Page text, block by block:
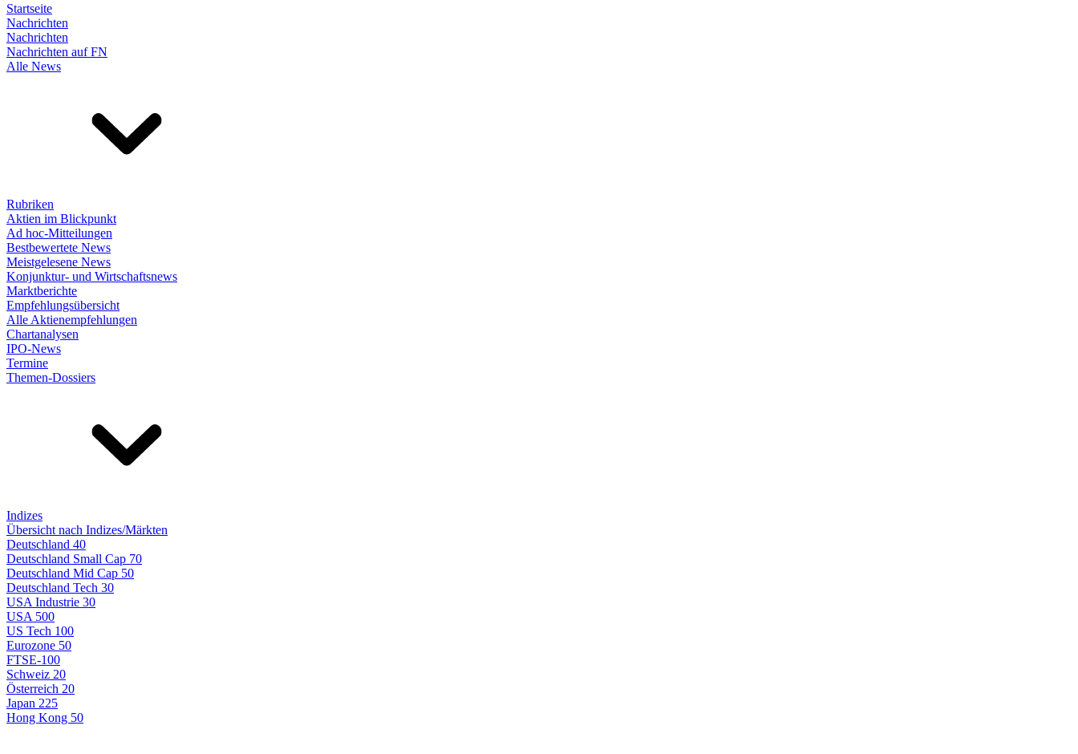
Startseite
Nachrichten
Nachrichten
Nachrichten auf FN
Alle News
Rubriken
Aktien im Blickpunkt
Ad hoc-Mitteilungen
Bestbewertete News
Meistgelesene News
Konjunktur- und Wirtschaftsnews
Marktberichte
Empfehlungsübersicht
Alle Aktienempfehlungen
Chartanalysen
IPO-News
Termine
Themen-Dossiers
Indizes
Übersicht nach Indizes/Märkten
Deutschland 40
Deutschland Small Cap 70
Deutschland Mid Cap 50
Deutschland Tech 30
USA Industrie 30
USA 500
US Tech 100
Eurozone 50
FTSE-100
Schweiz 20
Österreich 20
Japan 225
Hong Kong 50